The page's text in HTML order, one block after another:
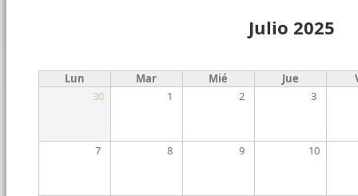
Julio 2025
Lun Mar Mié Jue
30
1 2 3
7 8 9 10